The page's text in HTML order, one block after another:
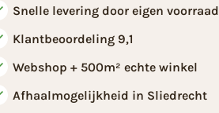
Snelle levering door eigen voorraad
Klantbeoordeling 9,1
Webshop + 500m² echte winkel
Afhaalmogelijkheid in Sliedrecht